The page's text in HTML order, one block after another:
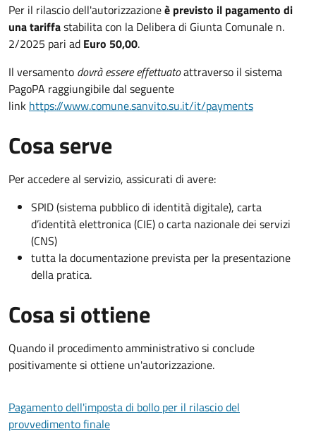
Per il rilascio dell'autorizzazioneè previsto il pagamento di
una tariffastabilita con la Delibera di Giunta Comunale n.
2/2025 pari ad Euro 50,00.
Il versamento dovrà essere effettuatoattraverso il sistema
PagoPA raggiungibile dal seguente
link https://www.comune.sanvito.su.it/it/payments
Cosa serve
Per accedere al servizio, assicurati di avere:
SPID (sistema pubblico di identità digitale), carta
d’identità elettronica (CIE) o carta nazionale dei servizi
(CNS)
tutta la documentazione prevista per la presentazione
della pratica.
Cosa si ottiene
Quando il procedimento amministrativo si conclude
positivamente si ottiene un'autorizzazione.
Pagamento dell'imposta di bollo per il rilascio del
provvedimento finale